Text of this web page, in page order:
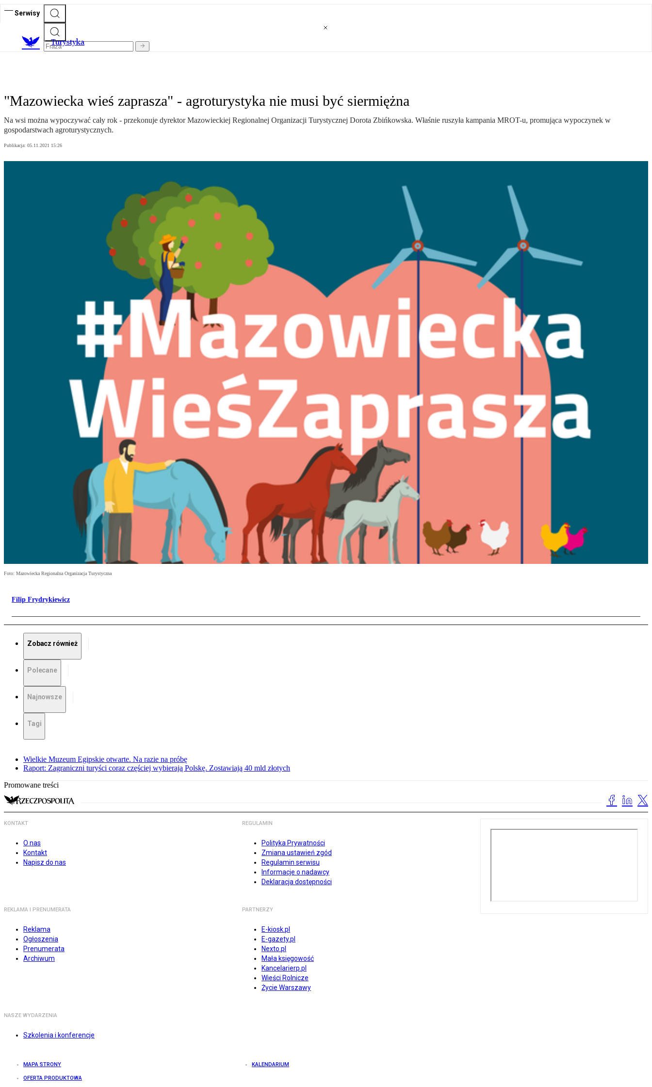
Serwisy
Turystyka
"Mazowiecka wieś zaprasza" - agroturystyka nie musi być siermiężna
Na wsi można wypoczywać cały rok - przekonuje dyrektor Mazowieckiej Regionalnej Organizacji Turystycznej Dorota Zbińkowska. Właśnie ruszyła kampania MROT-u, promująca wypoczynek w
gospodarstwach agroturystycznych.
Publikacja: 05.11.2021 15:26
Foto: Mazowiecka Regionalna Organizacja Turystyczna
Filip Frydrykiewicz
Zobacz również
Polecane
Najnowsze
Tagi
Wielkie Muzeum Egipskie otwarte. Na razie na próbę
Raport: Zagraniczni turyści coraz częściej wybierają Polskę. Zostawiają 40 mld złotych
Promowane treści
KONTAKT
O nas
Kontakt
Napisz do nas
REGULAMIN
Polityka Prywatności
Zmiana ustawień zgód
Regulamin serwisu
Informacje o nadawcy
Deklaracja dostępności
REKLAMA I PRENUMERATA
Reklama
Ogłoszenia
Prenumerata
Archiwum
PARTNERZY
E-kiosk.pl
E-gazety.pl
Nexto.pl
Mała księgowość
Kancelarierp.pl
Wieści Rolnicze
Życie Warszawy
NASZE WYDARZENIA
Szkolenia i konferencje
MAPA STRONY KALENDARIUM
OFERTA PRODUKTOWA